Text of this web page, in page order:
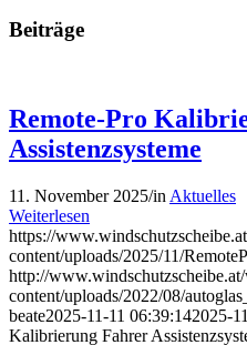
Beiträge
Remote-Pro
Assistenzsysteme
11. November 2025/in Aktuelles
Weiterlesen
https://
content/uploads/2025/11/
http://
content/uploads/2022/08/
beate2025-11-11 06:39:142025-
Kalibrierung Fahrer